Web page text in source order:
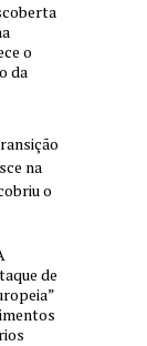
o
da
na
o
de